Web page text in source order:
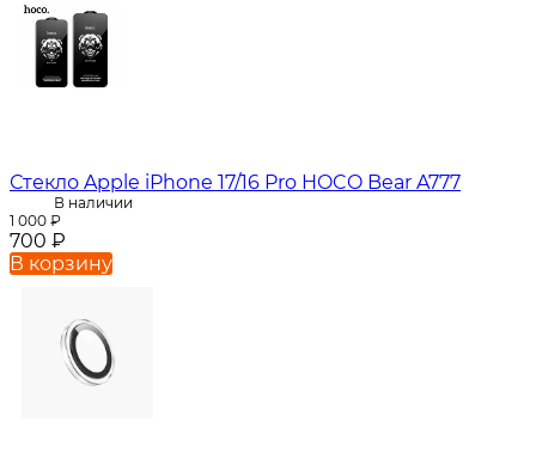
Стекло Apple iPhone 17/16 Pro HOCO Bear A777
В наличии
1 000 ₽
700 ₽
В корзину